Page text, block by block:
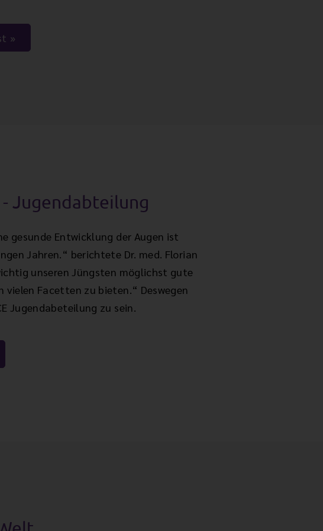
Jugendabteilung
gesunde Entwicklung der Augen ist
Jahren.“ berichtete Dr. med. Florian
unseren Jüngsten möglichst gute
Facetten zu bieten.“ Deswegen
Jugendabeteilung zu sein.